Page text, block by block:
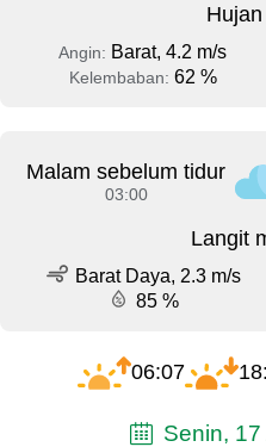
Angin: Barat, 4.2 m/s
Kelembaban: 62 %
Malam sebelum tidur
03:00
Langit
Barat Daya, 2.3 m/s
85 %
06:07
Senin,